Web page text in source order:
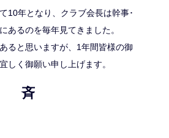
10年となり、クラブ会長は幹事･
あるのを毎年見てきました。
ると思いますが、1年間皆様の御
しく御願い申し上げます。
斉